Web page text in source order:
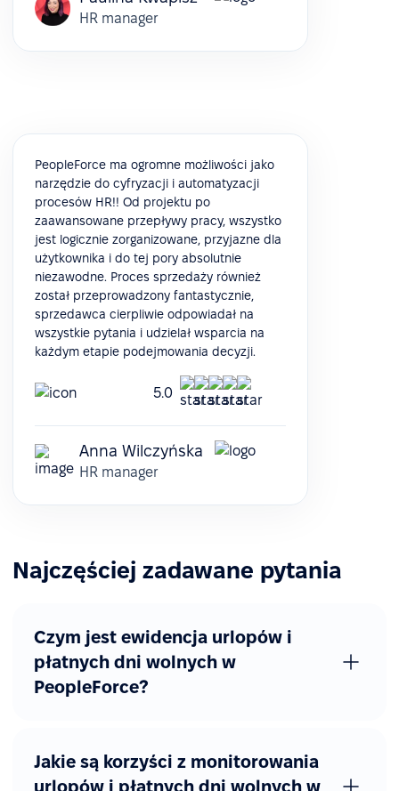
HR manager
PeopleForce ma ogromne możliwości jako
narzędzie do cyfryzacji i automatyzacji
procesów HR!! Od projektu po
zaawansowane przepływy pracy, wszystko
jest logicznie zorganizowane, przyjazne dla
użytkownika i do tej pory absolutnie
niezawodne. Proces sprzedaży również
został przeprowadzony fantastycznie,
sprzedawca cierpliwie odpowiadał na
wszystkie pytania i udzielał wsparcia na
każdym etapie podejmowania decyzji.
5.0
Anna Wilczyńska
HR manager
Najczęściej zadawane pytania
Czym jest ewidencja urlopów i
płatnych dni wolnych w
PeopleForce?
Jakie są korzyści z monitorowania
urlopów i płatnych dni wolnych w